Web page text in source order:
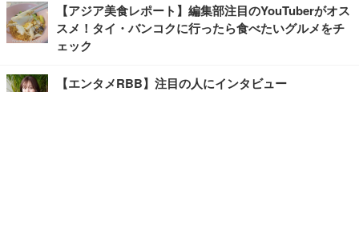
【アジア美食レポート】編集部注目のYouTuberがオス
スメ！タイ・バンコクに行ったら食べたいグルメをチ
ェック
【エンタメRBB】注目の人にインタビュー